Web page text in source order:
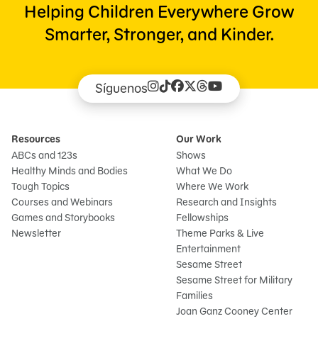
Helping Children Everywhere Grow
Smarter, Stronger, and Kinder.
Síguenos
Resources
ABCs and 123s
Healthy Minds and Bodies
Tough Topics
Courses and Webinars
Games and Storybooks
Newsletter
Our Work
Shows
What We Do
Where We Work
Research and Insights
Fellowships
Theme Parks & Live
Entertainment
Sesame Street
Sesame Street for Military
Families
Joan Ganz Cooney Center